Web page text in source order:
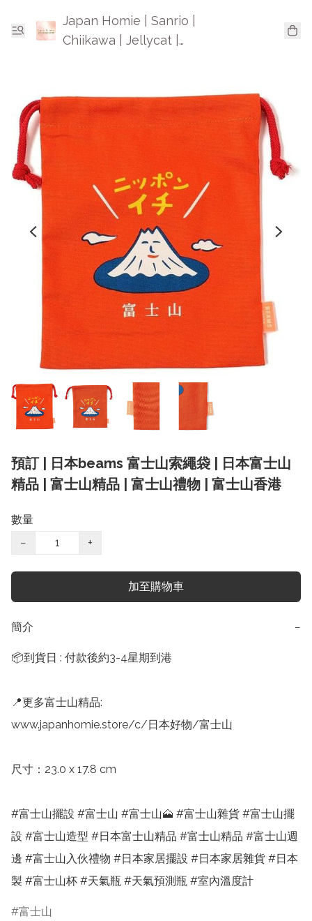
Japan Homie | Sanrio |
Chiikawa | Jellycat |
預訂 | 日本beams 富士山索繩袋 | 日本富士山
精品 | 富士山精品 | 富士山禮物 | 富士山香港
數量
−
+
加至購物車
簡介 −
📦到貨日 : 付款後約3-4星期到港
📍更多富士山精品:
www.japanhomie.store/c/日本好物/富士山
尺寸：23.0 x 17.8 cm
#富士山擺設 #富士山 #富士山🗻 #富士山雜貨 #富士山擺
設 #富士山造型 #日本富士山精品 #富士山精品 #富士山週
邊 #富士山入伙禮物 #日本家居擺設 #日本家居雜貨 #日本
製 #富士山杯 #天氣瓶 #天氣預測瓶 #室內溫度計
富士山